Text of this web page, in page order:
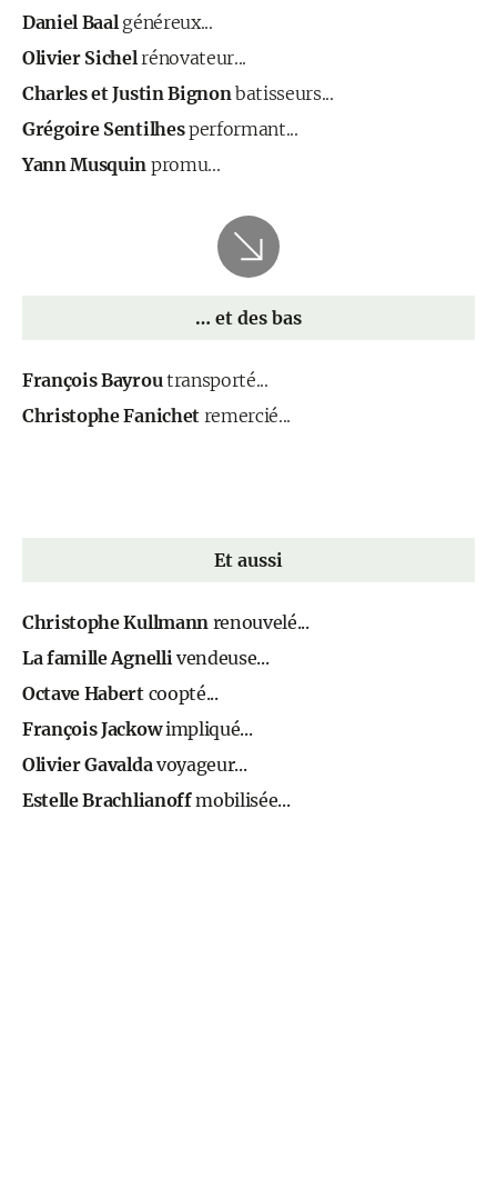
Daniel Baalgénéreux...
Olivier Sichelrénovateur...
Charles et Justin Bignonbatisseurs...
Grégoire Sentilhesperformant...
Yann Musquin promu...
… et des bas
François Bayroutransporté...
Christophe Fanichetremercié...
Et aussi
Christophe Kullmannrenouvelé...
La famille Agnellivendeuse...
Octave Habertcoopté...
François Jackowimpliqué...
Olivier Gavaldavoyageur...
Estelle Brachlianoffmobilisée...